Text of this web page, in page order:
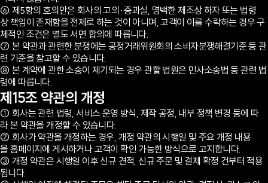
⑥ 제5항의 호의안은 회사의 고의·중과실, 명백한 제조상 하자 또는 법령
상 책임이 존재함을 전제로 하는 것이 아니며, 고객이 이를 수락하는 경우 구
체적인 조건은 별도 서면 합의에 따릅니다.
⑦ 본 약관과 관련한 분쟁에는 공정거래위원회의 소비자분쟁해결기준 등 관
련 기준을 참고할 수 있습니다.
⑧ 본 계약에 관한 소송이 제기되는 경우 관할 법원은 민사소송법 등 관련 법
령에 따릅니다.
제15조 약관의 개정
① 회사는 관련 법령, 서비스 운영 방식, 제작 공정, 내부 정책 변경 등에 따
라 본 약관을 개정할 수 있습니다.
② 회사가 약관을 개정하는 경우, 개정 약관의 시행일 및 주요 개정 내용
을 홈페이지에 게시하거나 고객이 확인 가능한 방식으로 고지합니다.
③ 개정 약관은 시행일 이후 신규 견적, 신규 주문 및 결제 확정 건부터 적용
됩니다.